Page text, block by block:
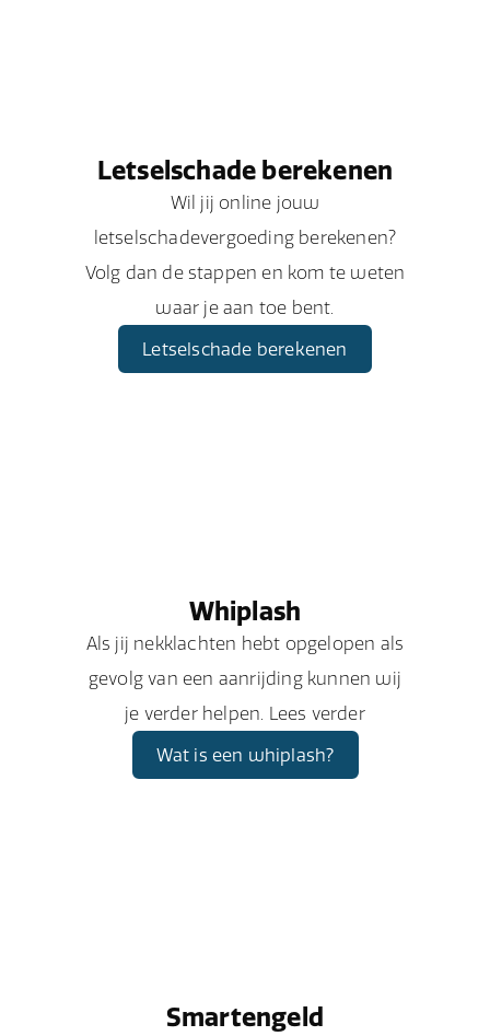
Letselschade berekenen
Wil jij online jouw
letselschadevergoeding berekenen?
Volg dan de stappen en kom te weten
waar je aan toe bent.
Letselschade berekenen
Whiplash
Als jij nekklachten hebt opgelopen als
gevolg van een aanrijding kunnen wij
je verder helpen. Lees verder
Wat is een whiplash?
Smartengeld